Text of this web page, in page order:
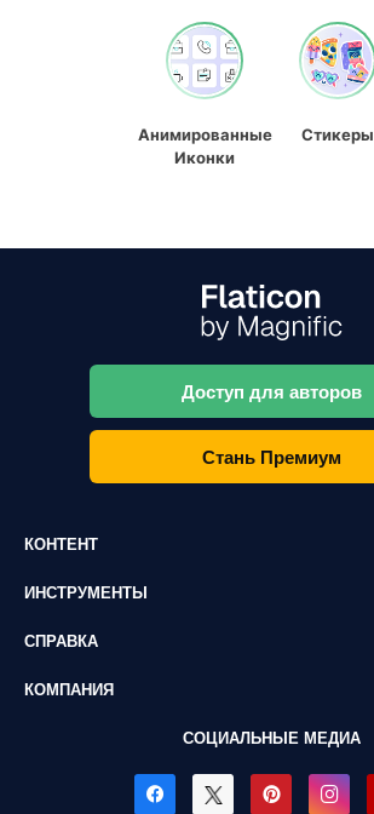
Анимированные
Иконки
Стикеры
Доступ для авторов
Стань Премиум
КОНТЕНТ
ИНСТРУМЕНТЫ
СПРАВКА
КОМПАНИЯ
СОЦИАЛЬНЫЕ МЕДИА